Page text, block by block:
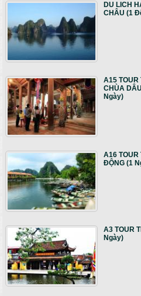
DU LICH
CHÂU (1
A15 TOUR
CHÙA
Ngày)
A16 TOUR
ĐỘNG (1
A3 TOUR
Ngày)